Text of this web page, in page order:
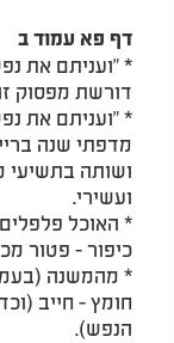
דף פא עמוד ב
* "ועניתם את
דורשת מפסוק
* "ועניתם את
מדפתי שנה
ושותה בתשיעי
ועשירי.
* האוכל פלפלים
כיפור - פטור
* מהמשנה
חומץ - חייב
הנפש).